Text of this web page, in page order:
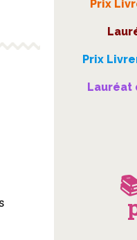
Prix
Prix
Lauréat